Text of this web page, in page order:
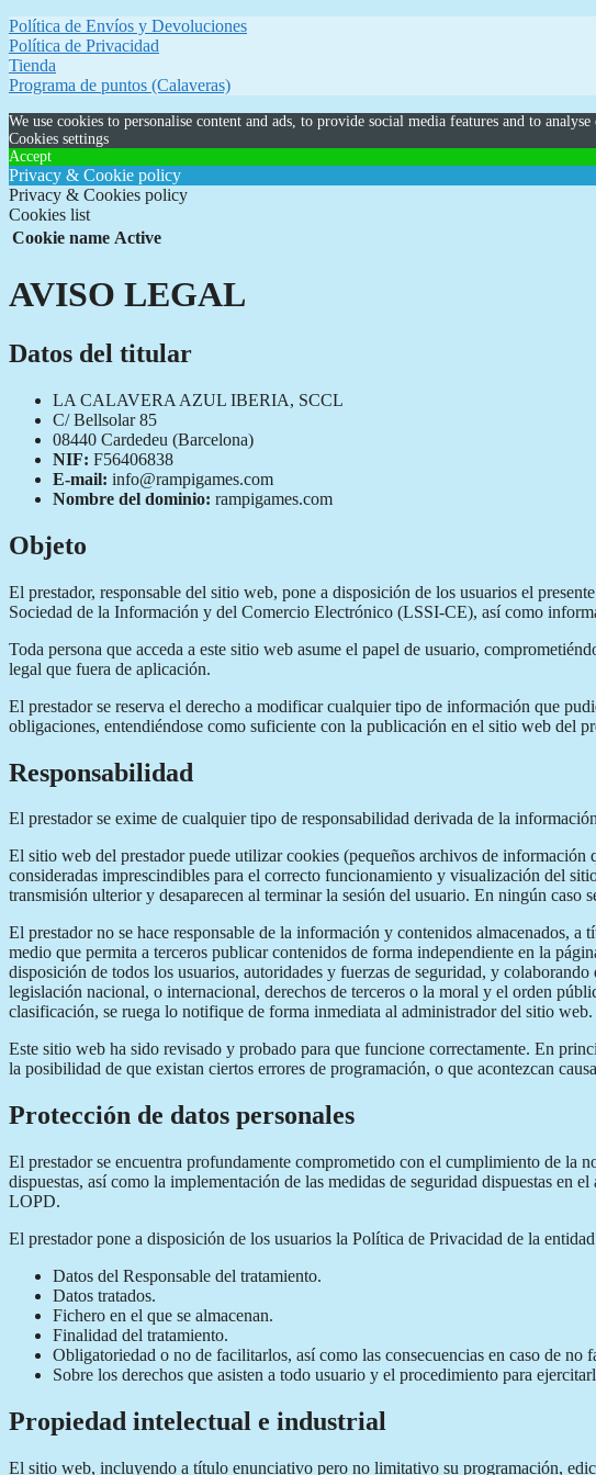
original
era:
actual
es:
Política de Envíos y Devoluciones
Política de Privacidad
Tienda
Programa de puntos (Calaveras)
We use cookies to personalise content and ads, to provide social media features and to
Cookies settings
Accept
Privacy & Cookie policy
Privacy & Cookies policy
Cookies list
Cookie name Active
AVISO LEGAL
Datos del titular
LA CALAVERA AZUL IBERIA, SCCL
C/ Bellsolar 85
08440 Cardedeu (Barcelona)
NIF: F56406838
E-mail: info@rampigames.com
Nombre del dominio: rampigames.com
Objeto
El prestador, responsable del sitio web, pone a disposición de los usuarios el
Sociedad de la Información y del Comercio Electrónico (LSSI-CE), así como
Toda persona que acceda a este sitio web asume el papel de usuario,
legal que fuera de aplicación.
El prestador se reserva el derecho a modificar cualquier tipo de información que
obligaciones, entendiéndose como suficiente con la publicación en el sitio web del
Responsabilidad
El prestador se exime de cualquier tipo de responsabilidad derivada de la
El sitio web del prestador puede utilizar cookies (pequeños archivos de
consideradas imprescindibles para el correcto funcionamiento y visualización del
transmisión ulterior y desaparecen al terminar la sesión del usuario. En ningún caso
El prestador no se hace responsable de la información y contenidos almacenados,
medio que permita a terceros publicar contenidos de forma independiente en la
disposición de todos los usuarios, autoridades y fuerzas de seguridad, y
legislación nacional, o internacional, derechos de terceros o la moral y el orden
clasificación, se ruega lo notifique de forma inmediata al administrador del sitio web.
Este sitio web ha sido revisado y probado para que funcione correctamente. En
la posibilidad de que existan ciertos errores de programación, o que acontezcan
Protección de datos personales
El prestador se encuentra profundamente comprometido con el cumplimiento de la
dispuestas, así como la implementación de las medidas de seguridad dispuestas
LOPD.
El prestador pone a disposición de los usuarios la Política de Privacidad de la
Datos del Responsable del tratamiento.
Datos tratados.
Fichero en el que se almacenan.
Finalidad del tratamiento.
Obligatoriedad o no de facilitarlos, así como las consecuencias en caso de no
Sobre los derechos que asisten a todo usuario y el procedimiento para
Propiedad intelectual e industrial
El sitio web, incluyendo a título enunciativo pero no limitativo su programación,